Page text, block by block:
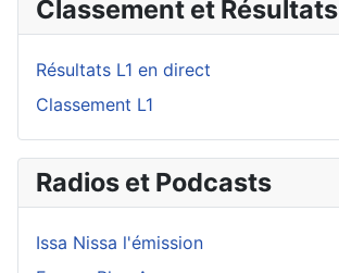
Classement et Résultats
Résultats L1 en direct
Classement L1
Radios et Podcasts
Issa Nissa l'émission